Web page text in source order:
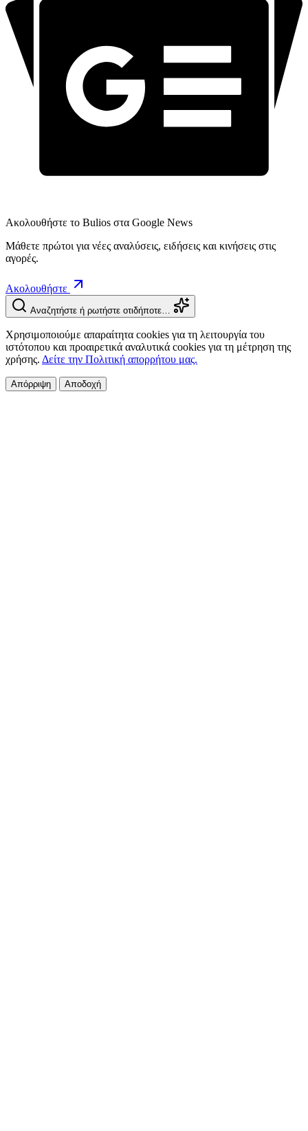
Ακολουθήστε το Bulios στα Google News
Μάθετε πρώτοι για νέες αναλύσεις, ειδήσεις και κινήσεις στις
αγορές.
Ακολουθήστε
Αναζητήστε ή ρωτήστε οτιδήποτε…
Χρησιμοποιούμε απαραίτητα cookies για τη λειτουργία του
ιστότοπου και προαιρετικά αναλυτικά cookies για τη μέτρηση της
χρήσης. Δείτε την Πολιτική απορρήτου μας.
Απόρριψη Αποδοχή